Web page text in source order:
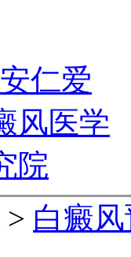
> 白癜